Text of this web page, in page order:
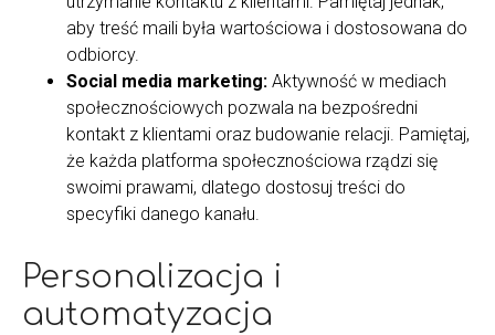
aby treść maili była wartościowa i dostosowana do
odbiorcy.
Social media marketing: Aktywność w mediach
społecznościowych pozwala na bezpośredni
kontakt z klientami oraz budowanie relacji. Pamiętaj,
że każda platforma społecznościowa rządzi się
swoimi prawami, dlatego dostosuj treści do
specyfiki danego kanału.
Personalizacja i
automatyzacja